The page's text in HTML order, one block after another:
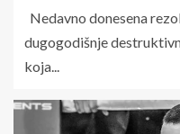
Nedavno donesena
dugogodišnje
koja...